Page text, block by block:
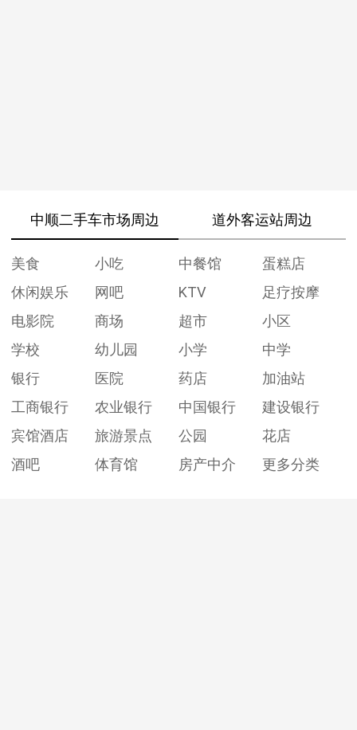
中顺二手车市场周边 道外客运站周边
美食 小吃 中餐馆
蛋糕店
休闲娱乐
网吧 KTV
足疗按摩
电影院
商场 超市
小区
学校
幼儿园 小学
中学
银行
医院 药店
加油站
工商银行
农业银行 中国银行
建设银行
宾馆酒店
旅游景点 公园
花店
酒吧
体育馆 房产中介 更多分类